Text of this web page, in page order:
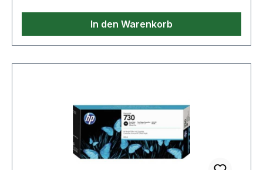
In den Warenkorb